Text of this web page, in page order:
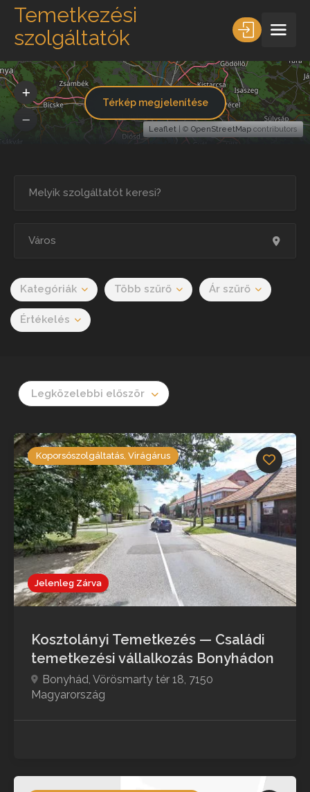
Temetkezési
szolgáltatók
Kategóriák Több szűrő Ár szűrő
Értékelés
Legközelebbi először
Jelenleg Zárva
Koporsószolgáltatás, Virágárus
Kosztolányi Temetkezés — Családi
temetkezési vállalkozás Bonyhádon
Bonyhád, Vörösmarty tér 18, 7150
Magyarország
Leaflet | © OpenStreetMapcontributors
Térkép megjelenítése